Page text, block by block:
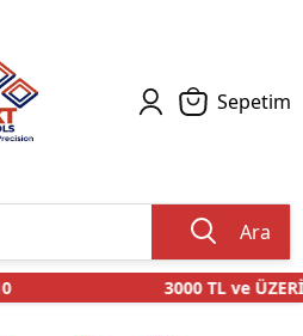
Sepetim
Ara
3000 TL ve ÜZERİ